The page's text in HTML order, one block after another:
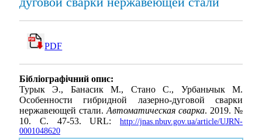
PDF
Бібліографічний опис:
Турык Э., Банасик М., Стано С., Урбаньчык М.
Особенности гибридной лазерно-дуговой сварки
нержавеющей стали.Автоматическая сварка. 2019. №
10. С. 47-53. URL: http://jnas.nbuv.gov.ua/article/UJRN-
0001048620